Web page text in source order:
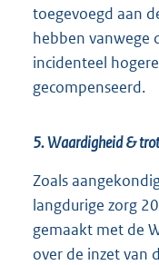
toegevoegd aan
hebben vanwege
incidenteel
gecompenseerd.
5. Waardigheid &
Zoals
langdurige zorg
gemaakt met de
over de inzet van